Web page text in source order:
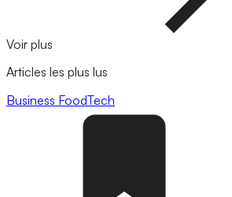
Voir plus
Articles les plus lus
Business FoodTech